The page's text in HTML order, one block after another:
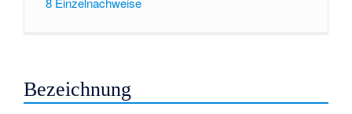
Bezeichnung